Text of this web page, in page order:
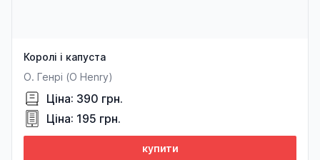
Королі і капуста
О. Генрі (O Henry)
Ціна: 390 грн.
Ціна: 195 грн.
купити